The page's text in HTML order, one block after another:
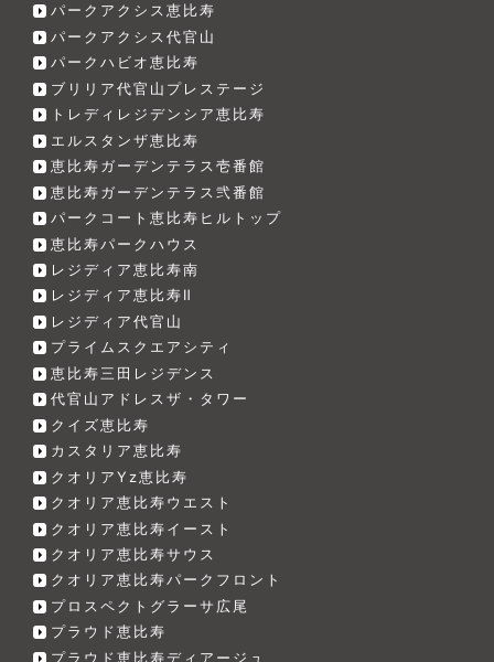
パークアクシス恵比寿
パークアクシス代官山
パークハビオ恵比寿
ブリリア代官山プレステージ
トレディレジデンシア恵比寿
エルスタンザ恵比寿
恵比寿ガーデンテラス壱番館
恵比寿ガーデンテラス弐番館
パークコート恵比寿ヒルトップ
恵比寿パークハウス
レジディア恵比寿南
レジディア恵比寿Ⅱ
レジディア代官山
プライムスクエアシティ
恵比寿三田レジデンス
代官山アドレスザ・タワー
クイズ恵比寿
カスタリア恵比寿
クオリアYz恵比寿
クオリア恵比寿ウエスト
クオリア恵比寿イースト
クオリア恵比寿サウス
クオリア恵比寿パークフロント
プロスペクトグラーサ広尾
プラウド恵比寿
プラウド恵比寿ディアージュ